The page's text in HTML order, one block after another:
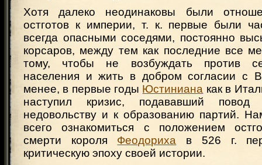
Хотя далеко неодинаковы были
остготов к империи, т. к. первые были
всегда опасными соседями, постоянно
корсаров, между тем как последние все
тому, чтобы не возбуждать против
населения и жить в добром согласии с
менее, в первые годы Юстиниана как в
наступил кризис, подававший
недовольству и к образованию партий.
всего ознакомиться с положением
смерти короля Феодориха в 526 г.
критическую эпоху своей истории.